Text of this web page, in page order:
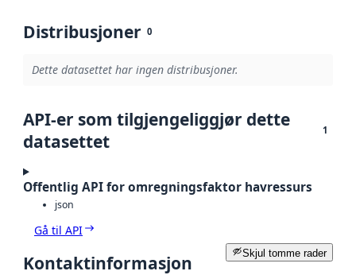
Distribusjoner 0
Dette datasettet har ingen distribusjoner.
API-er som tilgjengeliggjør dette
datasettet
1
Offentlig API for omregningsfaktor havressurs
json
Gå til API
Skjul tomme rader
Kontaktinformasjon